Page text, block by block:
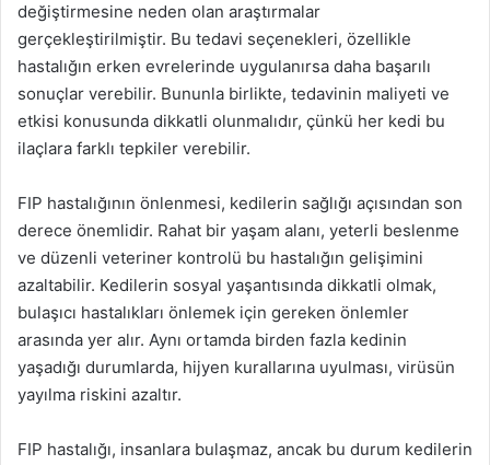
değiştirmesine neden olan araştırmalar
gerçekleştirilmiştir. Bu tedavi seçenekleri, özellikle
hastalığın erken evrelerinde uygulanırsa daha başarılı
sonuçlar verebilir. Bununla birlikte, tedavinin maliyeti ve
etkisi konusunda dikkatli olunmalıdır, çünkü her kedi bu
ilaçlara farklı tepkiler verebilir.
FIP hastalığının önlenmesi, kedilerin sağlığı açısından son
derece önemlidir. Rahat bir yaşam alanı, yeterli beslenme
ve düzenli veteriner kontrolü bu hastalığın gelişimini
azaltabilir. Kedilerin sosyal yaşantısında dikkatli olmak,
bulaşıcı hastalıkları önlemek için gereken önlemler
arasında yer alır. Aynı ortamda birden fazla kedinin
yaşadığı durumlarda, hijyen kurallarına uyulması, virüsün
yayılma riskini azaltır.
FIP hastalığı, insanlara bulaşmaz, ancak bu durum kedilerin